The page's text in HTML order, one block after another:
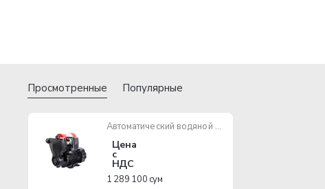
Просмотренные Популярные
Автоматический водяной насос EPA EVN-A750-4
Цена
с
НДС
1 289 100 сум